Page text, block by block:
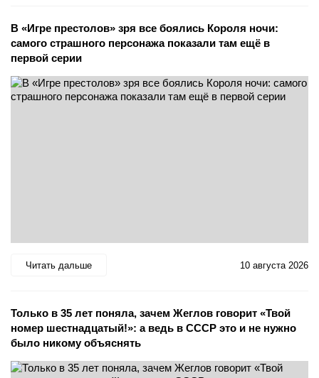
В «Игре престолов» зря все боялись Короля ночи:
самого страшного персонажа показали там ещё в
первой серии
Читать дальше 10 августа 2026
Только в 35 лет поняла, зачем Жеглов говорит «Твой
номер шестнадцатый!»: а ведь в СССР это и не нужно
было никому объяснять